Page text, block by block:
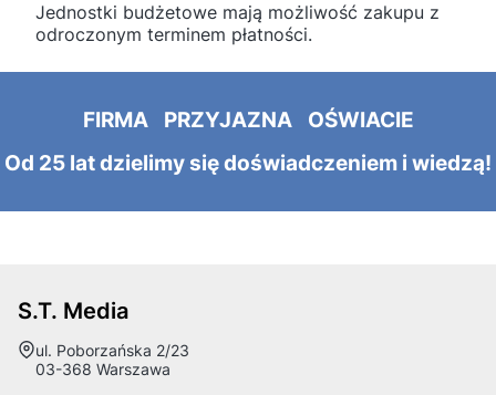
Jednostki budżetowe mają możliwość zakupu z
odroczonym terminem płatności.
FIRMA PRZYJAZNA OŚWIACIE
Od 25 lat dzielimy się doświadczeniem i wiedzą!
S.T. Media
Adres:
ul. Poborzańska 2/23
03-368 Warszawa